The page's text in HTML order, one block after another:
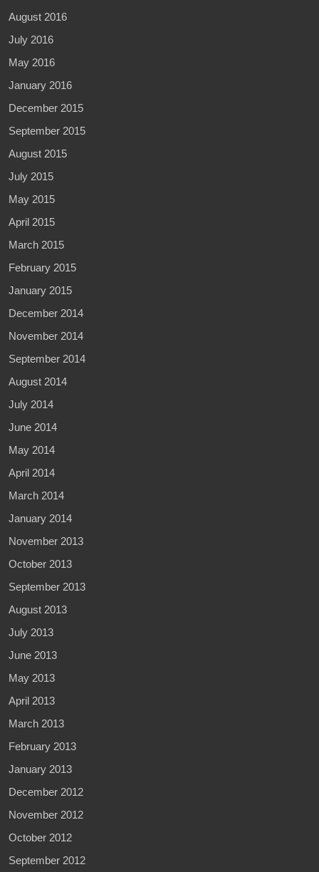
August 2016
July 2016
May 2016
January 2016
December 2015
September 2015
August 2015
July 2015
May 2015
April 2015
March 2015
February 2015
January 2015
December 2014
November 2014
September 2014
August 2014
July 2014
June 2014
May 2014
April 2014
March 2014
January 2014
November 2013
October 2013
September 2013
August 2013
July 2013
June 2013
May 2013
April 2013
March 2013
February 2013
January 2013
December 2012
November 2012
October 2012
September 2012